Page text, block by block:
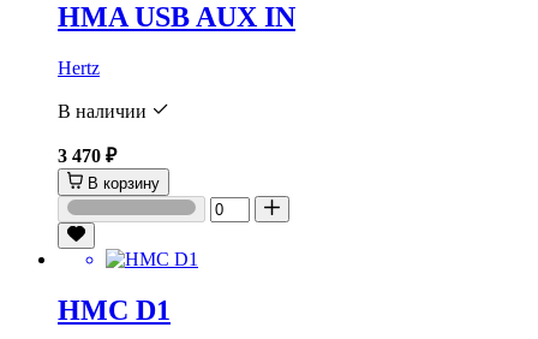
HMA USB AUX IN
Hertz
В наличии
3 470 ₽
В корзину
HMC D1